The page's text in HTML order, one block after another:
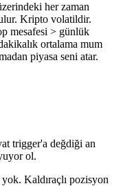
her zaman
Kripto volatildir.
mesafesi > günlük
ortalama mum
piyasa seni atar.
trigger'a değdiği an
ol.
Kaldıraçlı pozisyon